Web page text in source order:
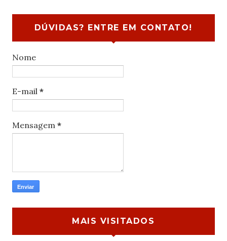
DÚVIDAS? ENTRE EM CONTATO!
Nome
E-mail *
Mensagem *
MAIS VISITADOS